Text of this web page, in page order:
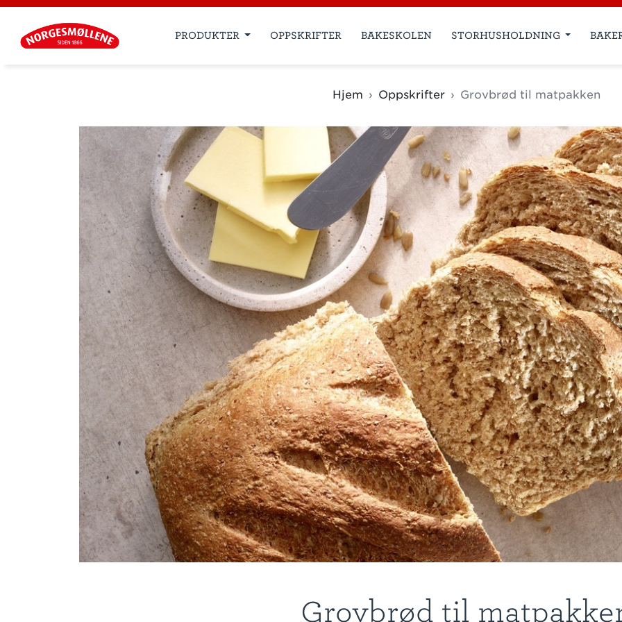
PRODUKTER OPPSKRIFTER BAKESKOLEN STORHUSHOLDNING
Hjem Oppskrifter Grovbrød til matpakken
Grovbrød til